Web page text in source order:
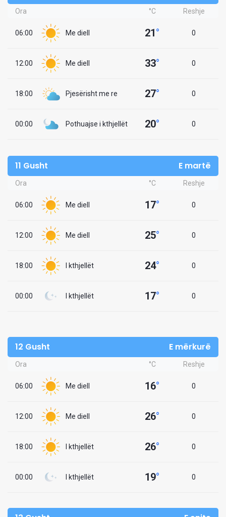
Ora °C Reshje
06:00 Me diell 21° 0
12:00 Me diell 33° 0
18:00 Pjesërisht me re 27° 0
00:00 Pothuajse i kthjellët 20° 0
11 Gusht E martë
Ora °C Reshje
06:00 Me diell 17° 0
12:00 Me diell 25° 0
18:00 I kthjellët 24° 0
00:00 I kthjellët 17° 0
12 Gusht E mërkurë
Ora °C Reshje
06:00 Me diell 16° 0
12:00 Me diell 26° 0
18:00 I kthjellët 26° 0
00:00 I kthjellët 19° 0